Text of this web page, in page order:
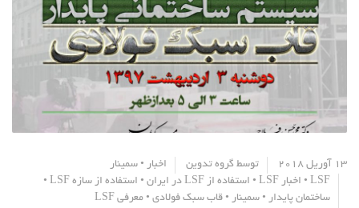
13 آوریل 2018 توسط گروه تدوین اخبار • سمینار
LSF
• اخبار LSF • استفاده از LSF در ایران • استفاده از سازه LSF
•
ساختمان پایدار • سمینار • قاب سبک فولادی • معرفی LSF